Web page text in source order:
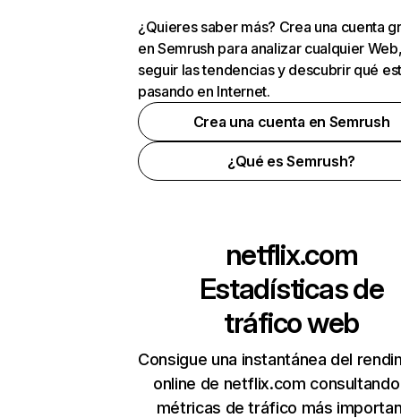
¿Quieres saber más? Crea una cuenta
en Semrush para analizar cualquier
seguir las tendencias y descubrir qué
pasando en Internet.
Crea una cuenta en Semrush
¿Qué es Semrush?
netflix.com
Estadísticas de
tráfico web
Consigue una instantánea del
online de netflix.com
métricas de tráfico más